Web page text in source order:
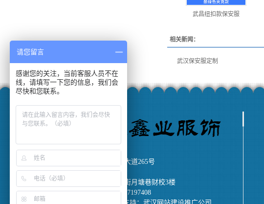
武昌纽扣款保安服
相关新闻：
武汉保安服定制
武汉鑫业服饰版权所有
公司地址：武汉市硚口区中山大道265号
网址：www.whxyfs.com
工厂地址：武汉江夏区纸坊大街月塘巷财校3楼
联系电话：027-81713505 15927197408
请您留言
感谢您的关注，当前客服人员不在
线，请填写一下您的信息，我们会
尽快和您联系。